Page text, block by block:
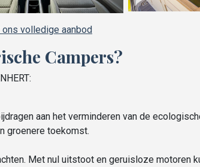
ons volledige aanbod
Campers?
aan het verminderen van de
groenere toekomst.
Met nul uitstoot en geruisloze motoren